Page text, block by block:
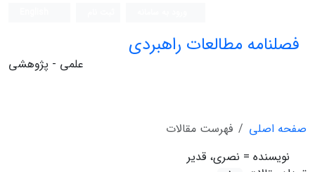
فصلنامه مطالعات راهبردی
علمی - پژوهشی
صفحه اصلی
فهرست مقالات
نویسنده = نصری‌، قدیر